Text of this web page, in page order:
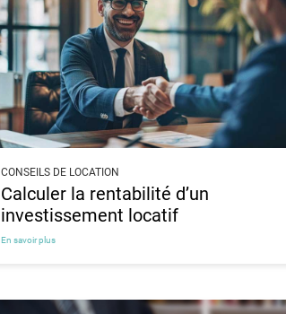
CONSEILS DE LOCATION
Calculer la rentabilité d’un
investissement locatif
En savoir plus